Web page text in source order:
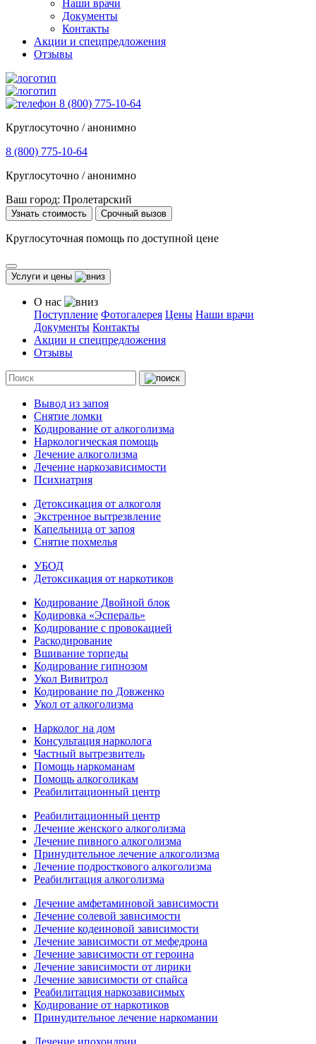
Наши врачи
Документы
Контакты
Акции и спецпредложения
Отзывы
8 (800) 775-10-64
Круглосуточно / анонимно
8 (800) 775-10-64
Круглосуточно / анонимно
Ваш город: Пролетарский
Узнать стоимость Срочный вызов
Круглосуточная помощь по доступной цене
Услуги и цены
О нас
Поступление Фотогалерея Цены Наши врачи
Документы Контакты
Акции и спецпредложения
Отзывы
Вывод из запоя
Снятие ломки
Кодирование от алкоголизма
Наркологическая помощь
Лечение алкоголизма
Лечение наркозависимости
Психиатрия
Детоксикация от алкоголя
Экстренное вытрезвление
Капельница от запоя
Снятие похмелья
УБОД
Детоксикация от наркотиков
Кодирование Двойной блок
Кодировка «Эспераль»
Кодирование с провокацией
Раскодирование
Вшивание торпеды
Кодирование гипнозом
Укол Вивитрол
Кодирование по Довженко
Укол от алкоголизма
Нарколог на дом
Консультация нарколога
Частный вытрезвитель
Помощь наркоманам
Помощь алкоголикам
Реабилитационный центр
Реабилитационный центр
Лечение женского алкоголизма
Лечение пивного алкоголизма
Принудительное лечение алкоголизма
Лечение подросткового алкоголизма
Реабилитация алкоголизма
Лечение амфетаминовой зависимости
Лечение солевой зависимости
Лечение кодеиновой зависимости
Лечение зависимости от мефедрона
Лечение зависимости от героина
Лечение зависимости от лирики
Лечение зависимости от спайса
Реабилитация наркозависимых
Кодирование от наркотиков
Принудительное лечение наркомании
Лечение ипохондрии